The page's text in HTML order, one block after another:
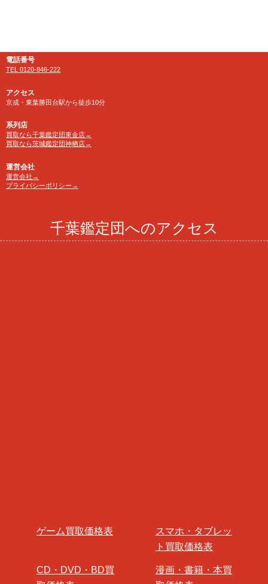
電話番号
TEL 0120-846-222
アクセス
京成・東葉勝田台駅から徒歩10分
系列店
買取なら千葉鑑定団東金店→
買取なら茨城鑑定団神栖店→
運営会社
運営会社→
プライバシーポリシー→
千葉鑑定団へのアクセス
ゲーム買取価格表
スマホ・タブレッ
ト買取価格表
CD・DVD・BD買
漫画・書籍・本買